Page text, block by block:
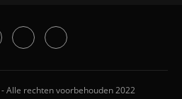
- Alle rechten voorbehouden 2022